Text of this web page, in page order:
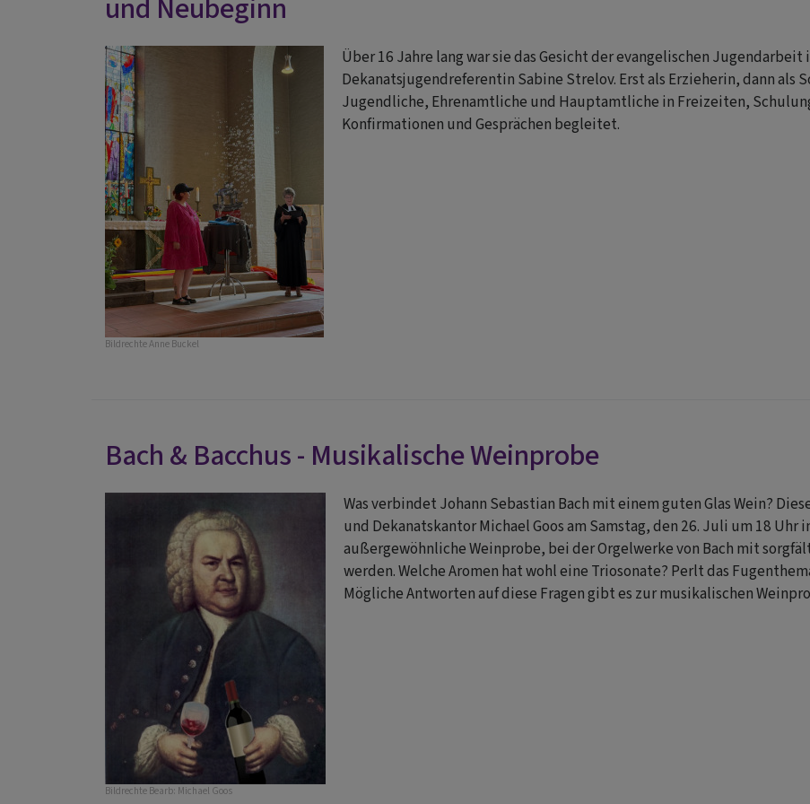
und Neubeginn
BildrechteAnne Buckel
Über 16 Jahre lang war sie das Gesicht der evangelischen
Dekanatsjugendreferentin Sabine Strelov. Erst als Erzieherin, dann als
Jugendliche, Ehrenamtliche und Hauptamtliche in Freizeiten,
Konfirmationen und Gesprächen begleitet.
Bach & Bacchus - Musikalische Weinprobe
Bildrechte Bearb: Michael Goos
Was verbindet Johann Sebastian Bach mit einem guten Glas Wein?
und Dekanatskantor Michael Goos am Samstag, den 26. Juli um 18 Uhr
außergewöhnliche Weinprobe, bei der Orgelwerke von Bach mit
werden. Welche Aromen hat wohl eine Triosonate? Perlt das
Mögliche Antworten auf diese Fragen gibt es zur musikalischen